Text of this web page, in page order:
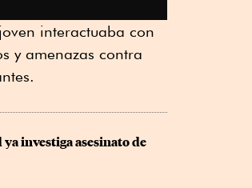
interactuaba con
y amenazas contra
investiga asesinato de